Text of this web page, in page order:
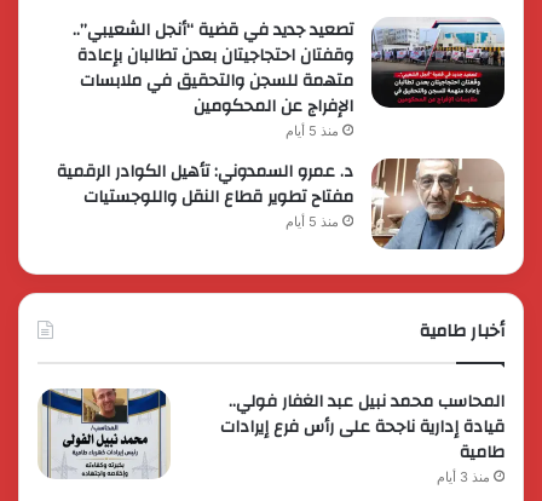
تصعيد جديد في قضية “أنجل الشعيبي”..
وقفتان احتجاجيتان بعدن تطالبان بإعادة
متهمة للسجن والتحقيق في ملابسات
الإفراج عن المحكومين
منذ 5 أيام
د. عمرو السمدوني: تأهيل الكوادر الرقمية
مفتاح تطوير قطاع النقل واللوجستيات
منذ 5 أيام
أخبار طامية
المحاسب محمد نبيل عبد الغفار فولي..
قيادة إدارية ناجحة على رأس فرع إيرادات
طامية
منذ 3 أيام